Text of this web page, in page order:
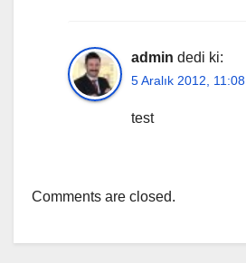
admin dedi ki:
5 Aralık 2012, 11:08
test
Comments are closed.